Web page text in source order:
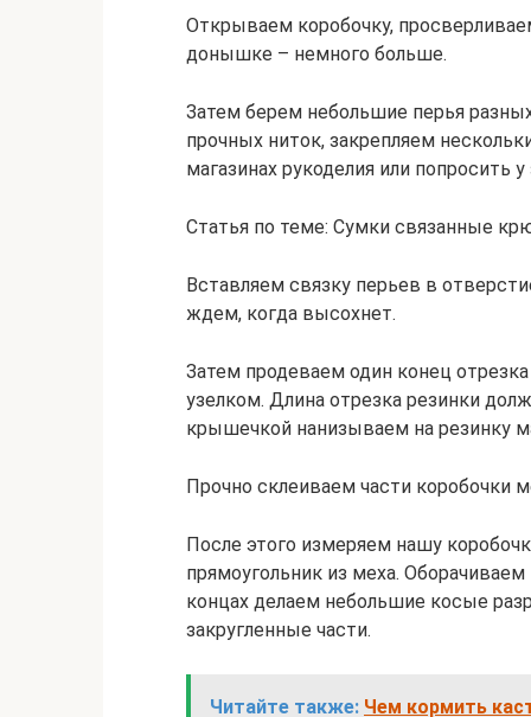
Открываем коробочку,
донышке – немного больше.
Затем берем небольшие перья
прочных ниток, закрепляем
магазинах рукоделия или
Статья по теме: Сумки связанные
Вставляем связку перьев в
ждем, когда высохнет.
Затем продеваем один конец
узелком. Длина отрезка резинки
крышечкой нанизываем на резинку
Прочно склеиваем части
После этого измеряем нашу
прямоугольник из меха.
концах делаем небольшие косые
закругленные части.
Читайте также: Чем кормить